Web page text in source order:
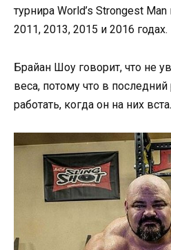
турнира World’s Strongest
2011, 2013, 2015 и 2016 годах.
Брайан Шоу говорит, что не
веса, потому что в
работать, когда он на них